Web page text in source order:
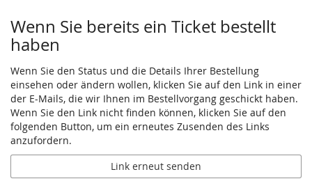
Wenn Sie bereits ein Ticket bestellt
haben
Wenn Sie den Status und die Details Ihrer Bestellung
einsehen oder ändern wollen, klicken Sie auf den Link in einer
der E-Mails, die wir Ihnen im Bestellvorgang geschickt haben.
Wenn Sie den Link nicht finden können, klicken Sie auf den
folgenden Button, um ein erneutes Zusenden des Links
anzufordern.
Link erneut senden